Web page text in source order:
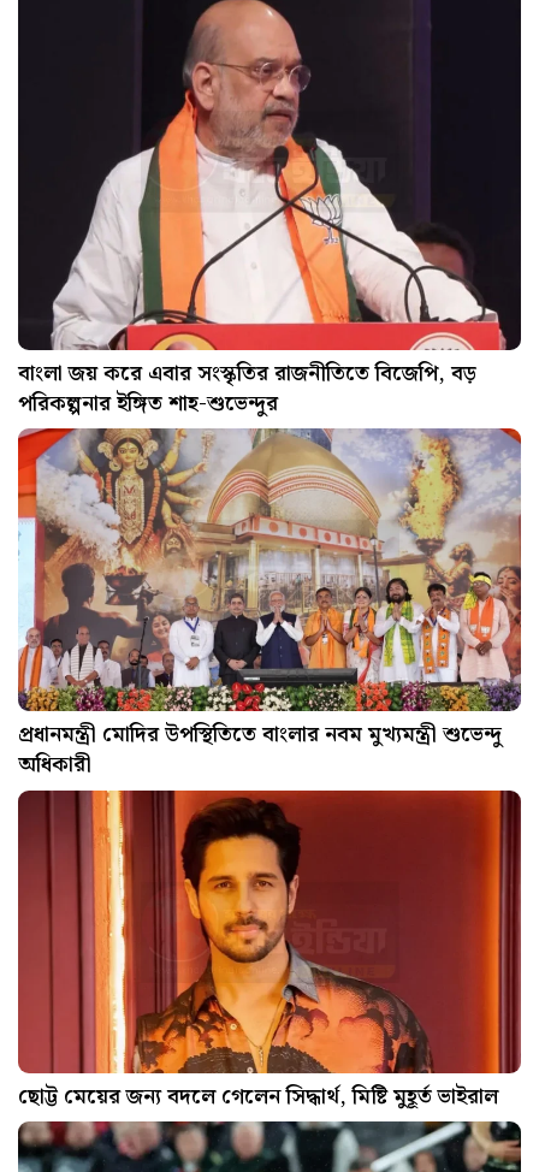
বাংলা জয় করে এবার সংস্কৃতির রাজনীতিতে বিজেপি, বড়
পরিকল্পনার ইঙ্গিত শাহ-শুভেন্দুর
প্রধানমন্ত্রী মোদির উপস্থিতিতে বাংলার নবম মুখ্যমন্ত্রী শুভেন্দু
অধিকারী
ছোট্ট মেয়ের জন্য বদলে গেলেন সিদ্ধার্থ, মিষ্টি মুহূর্ত ভাইরাল